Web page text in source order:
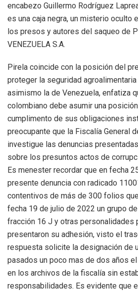
encabezo Guillermo Rodríguez
es una caja negra, un misterio oculto
los presos y autores del saqueo de
VENEZUELA S.A.
Pirela coincide con la posición del
proteger la seguridad
asimismo la de Venezuela, enfatiza
colombiano debe asumir una
cumplimento de sus obligaciones
preocupante que la Fiscalía General
investigue las denuncias
sobre los presuntos actos de
Es menester recordar que en fecha
presente denuncia con radicado
contentivos de más de 300 folios
fecha 19 de julio de 2022 un grupo
fracción 16 J y otras personalidades
presentaron su adhesión, visto el
respuesta solicite la designación de
pasados un poco mas de dos años
en los archivos de la fiscalía sin
responsabilidades. Es evidente que